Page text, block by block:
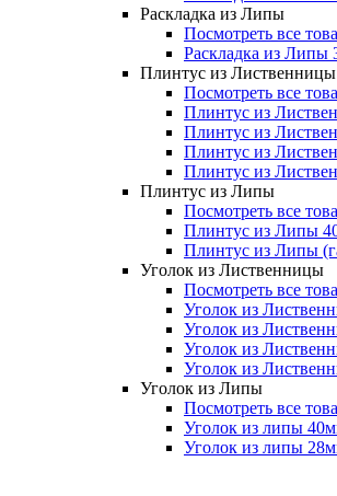
Раскладка из Липы
Посмотреть все
Раскладка из Липы
Плинтус из Лиственницы
Посмотреть все
Плинтус из
Плинтус из
Плинтус из
Плинтус из
Плинтус из Липы
Посмотреть все
Плинтус из Липы
Плинтус из Липы
Уголок из Лиственницы
Посмотреть все
Уголок из
Уголок из
Уголок из
Уголок из
Уголок из Липы
Посмотреть все
Уголок из липы
Уголок из липы